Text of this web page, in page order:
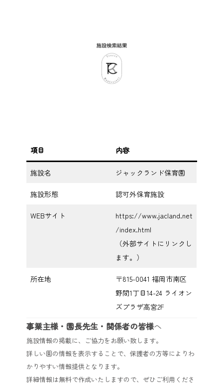
項目 内容
施設名 ジャックランド保育園
施設形態 認可外保育施設
WEBサイト
https://www.jacland.net
/index.html
（外部サイトにリンクし
ます。）
所在地
〒815-0041 福岡市南区
野間1丁目14-24 ライオン
ズプラザ高宮2F
事業主様・園長先生・関係者の皆様へ
施設情報の掲載に、ご協力をお願い致します。
詳しい園の情報を表示することで、保護者の方等によりわ
かりやすい情報提供となります。
詳細情報は無料で作成いたしますので、ぜひご利用くださ